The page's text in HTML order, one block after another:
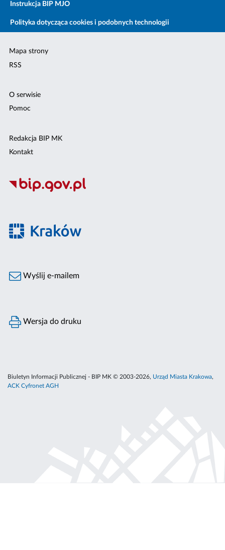
Instrukcja BIP MJO
Polityka dotycząca cookies i podobnych technologii
Mapa strony
RSS
O serwisie
Pomoc
Redakcja BIP MK
Kontakt
Wyślij e-mailem
Wersja do druku
Biuletyn Informacji Publicznej - BIP MK © 2003-2026, Urząd Miasta Krakowa,
ACK Cyfronet AGH